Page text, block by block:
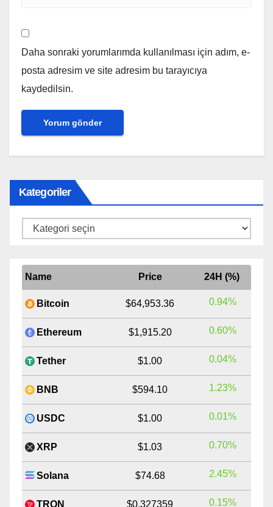
Daha sonraki yorumlarımda kullanılması için adım, e-
posta adresim ve site adresim bu tarayıcıya
kaydedilsin.
Kategoriler
Kategoriler
Name Price 24H (%)
Bitcoin $64,953.36 0.94%
Ethereum $1,915.20 0.60%
Tether $1.00 0.04%
BNB $594.10 1.23%
USDC $1.00 0.01%
XRP $1.03 0.70%
Solana $74.68 2.45%
TRON $0.327359 0.15%